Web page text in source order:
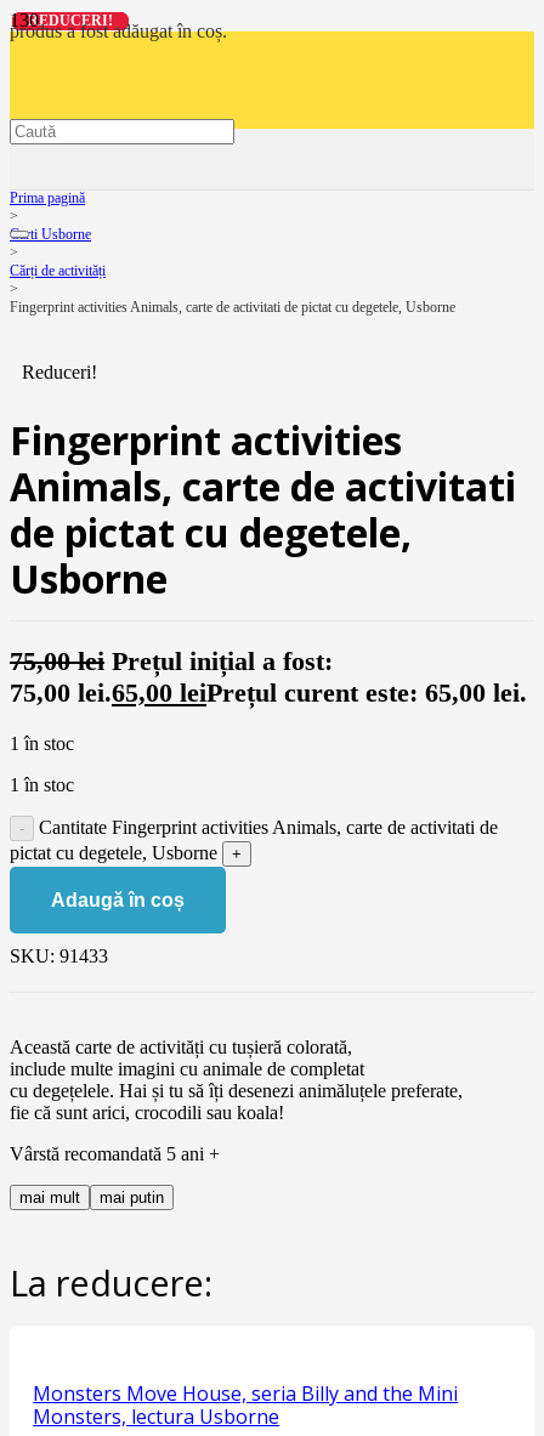
produsa fost adăugat în coș.
Prima pagină
>
Carti Usborne
>
Cărți de activități
>
Fingerprint activities Animals, carte de activitati de pictat cu degetele, Usborne
Reduceri!
Fingerprint activities
Animals, carte de activitati
de pictat cu degetele,
Usborne
75,00lei Prețul inițial a fost:
75,00 lei.65,00 leiPrețul curent este: 65,00 lei.
1 în stoc
1 în stoc
Cantitate Fingerprint activities Animals, carte de activitati de
pictat cu degetele, Usborne
Adaugă în coș
SKU: 91433
Această carte de activități cu tușieră colorată,
include multe imagini cu animale de completat
cu degețelele. Hai și tu să îți desenezi animăluțele preferate,
fie că sunt arici, crocodili sau koala!
Vârstă recomandată 5 ani +
mai mult mai putin
La reducere:
REDUCERI!
Monsters Move House, seria Billy and the Mini
Monsters, lectura Usborne
REDUCERI!
REDUCERI!
REDUCERI!